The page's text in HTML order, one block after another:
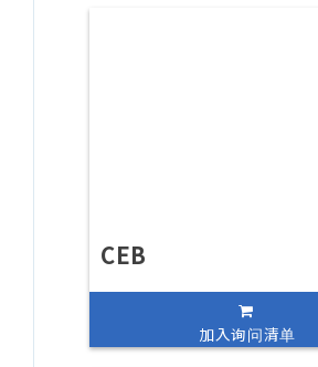
CEB
加入询问清单